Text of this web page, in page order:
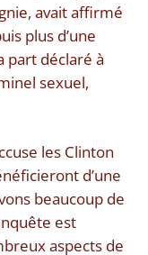
avait affirmé
plus d’une
part déclaré à
sexuel,
les Clinton
d’une
beaucoup de
est
aspects de